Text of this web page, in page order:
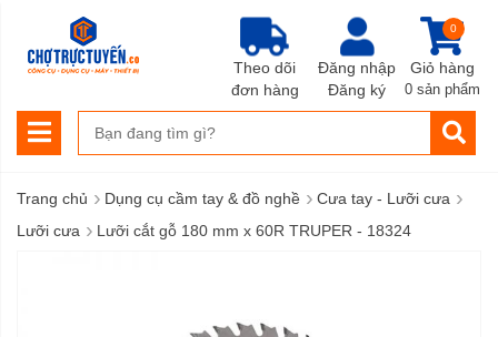
Đăng nhập
Đăng ký
Giỏ hàng
0
0 sản phẩm
Theo dõi
đơn hàng
Trang chủ › Dụng cụ cầm tay & đồ nghề › Cưa tay - Lưỡi cưa ›
Lưỡi cưa › Lưỡi cắt gỗ 180 mm x 60R TRUPER - 18324